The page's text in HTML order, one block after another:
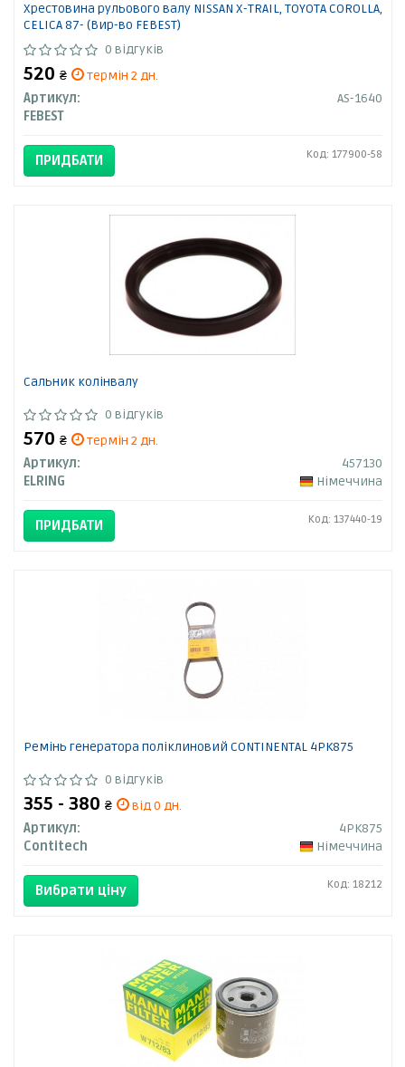
Хрестовина рульового валу NISSAN X-TRAIL, TOYOTA COROLLA,
CELICA 87- (Вир-во FEBEST)
0 відгуків
520 ₴
термін 2 дн.
Артикул:
AS-1640
FEBEST
ПРИДБАТИ Код: 177900-58
Сальник колінвалу
0 відгуків
570 ₴
термін 2 дн.
Артикул:
457130
ELRING
Німеччина
ПРИДБАТИ Код: 137440-19
Ремінь генератора поліклиновий CONTINENTAL 4PK875
0 відгуків
355 - 380 ₴
від 0 дн.
Артикул:
4PK875
Contitech
Німеччина
Вибрати ціну Код: 18212